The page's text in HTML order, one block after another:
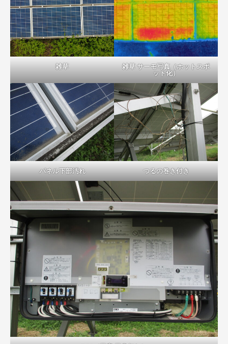
雑草
雑草 サーモ写真（ホットスポ
ット化）
パネル下部汚れ つるの巻き付き